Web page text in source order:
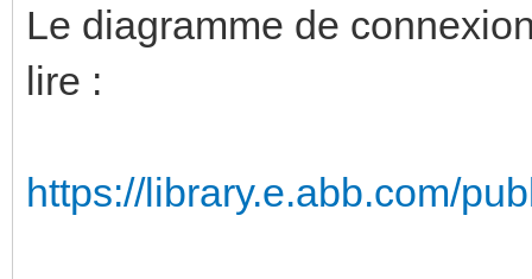
Le diagramme de
lire :
https://library.e.abb.com/